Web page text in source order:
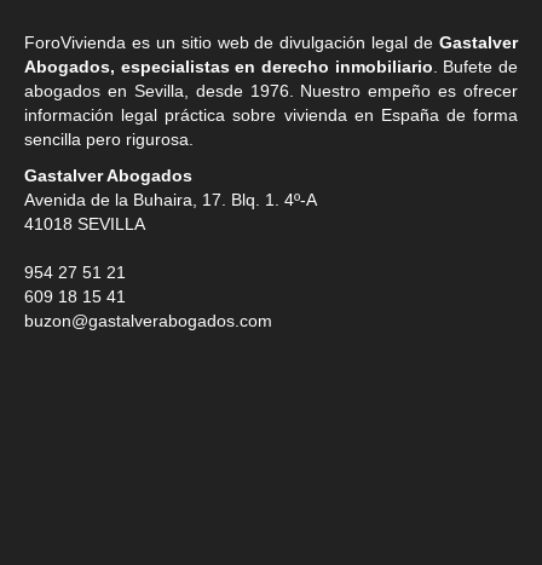
ForoVivienda es un sitio web de divulgación legal de Gastalver
Abogados, especialistas en derecho inmobiliario . Bufete de
abogados en Sevilla , desde 1976. Nuestro empeño es ofrecer
información legal práctica sobre vivienda en España de forma
sencilla pero rigurosa.
Gastalver Abogados
Avenida de la Buhaira, 17. Blq. 1. 4º-A
41018 SEVILLA
954 27 51 21
609 18 15 41
buzon@gastalverabogados.com